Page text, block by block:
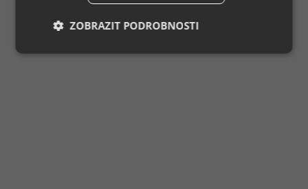
ZOBRAZIT PODROBNOSTI
Nezbytně
Výkonové
Soubory